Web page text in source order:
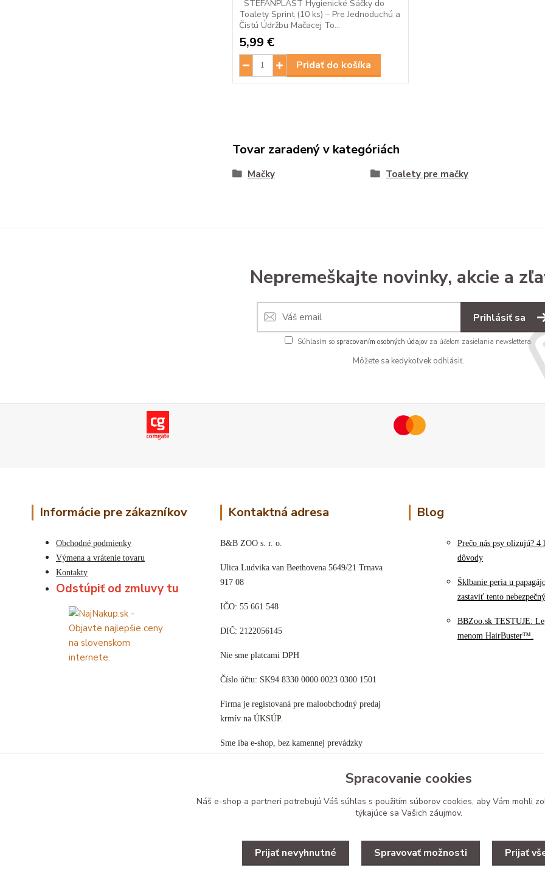
STEFANPLAST Hygienické Sáčky do
Toalety Sprint (10 ks) – Pre Jednoduchú a
Čistú Údržbu Mačacej To...
5,99 €
Pridať do košíka
Tovar zaradený v kategóriách
Mačky Toalety pre mačky
Nepremeškajte novinky, akcie a
Prihlásiť sa
Súhlasím so spracovaním osobných údajov za účelom zasielania newslettera.
Môžete sa kedykoľvek odhlásiť.
Informácie pre zákazníkov
Obchodné podmienky
Výmena a vrátenie tovaru
Kontakty
Odstúpiť od zmluvy tu
Kontaktná adresa
B&B ZOO s. r. o.
Ulica Ludvika van Beethovena 5649/21 Trnava
917 08
IČO: 55 661 548
DIČ: 2122056145
Nie sme platcami DPH
Číslo účtu: SK94 8330 0000 0023 0300 1501
Firma je registovaná pre maloobchodný predaj
krmív na ÚKSÚP.
Sme iba e-shop, bez kamennej prevádzky
Blog
Prečo nás psy olizujú? 4
dôvody
Šklbanie peria u
zastaviť tento
BBZoo.sk TESTUJE:
menom HairBuster™.
Upravit zber cookies.
Spracovanie cookies
Náš e-shop a partneri potrebujú Váš súhlas s použitím súborov cookies, aby Vám mohli
týkajúce sa Vašich záujmov.
Prijať nevyhnutné Spravovať možnosti Prijať